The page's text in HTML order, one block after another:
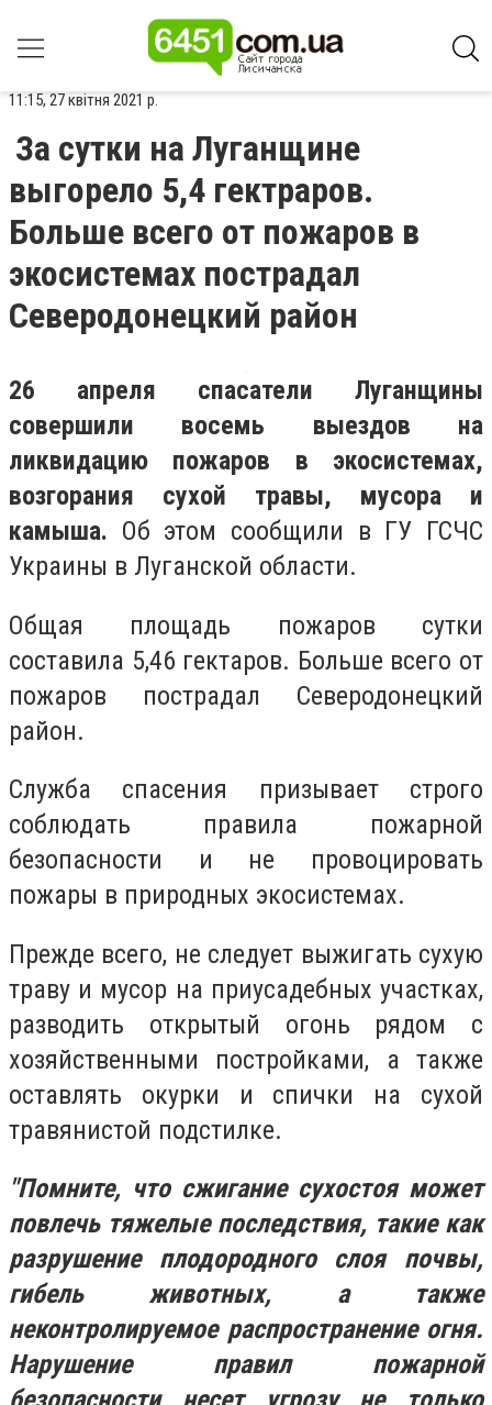
11:15, 27 квітня 2021 р.
За сутки на Луганщине
выгорело 5,4 гектраров.
Больше всего от пожаров в
экосистемах пострадал
Северодонецкий район
26 апреля спасатели Луганщины
совершили восемь выездов на
ликвидацию пожаров в экосистемах,
возгорания сухой травы, мусора и
камыша. Об этом сообщили в ГУ ГСЧС
Украины в Луганской области.
Общая площадь пожаров сутки
составила 5,46 гектаров. Больше всего от
пожаров пострадал Северодонецкий
район.
Служба спасения призывает строго
соблюдать правила пожарной
безопасности и не провоцировать
пожары в природных экосистемах.
Прежде всего, не следует выжигать сухую
траву и мусор на приусадебных участках,
разводить открытый огонь рядом с
хозяйственными постройками, а также
оставлять окурки и спички на сухой
травянистой подстилке.
"Помните, что сжигание сухостоя может
повлечь тяжелые последствия, такие как
разрушение плодородного слоя почвы,
гибель животных, а также
неконтролируемое распространение огня.
Нарушение правил пожарной